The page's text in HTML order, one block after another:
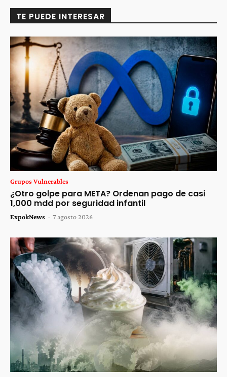
TE PUEDE INTERESAR
Grupos Vulnerables
¿Otro golpe para META? Ordenan pago de casi
1,000 mdd por seguridad infantil
ExpokNews - 7 agosto 2026